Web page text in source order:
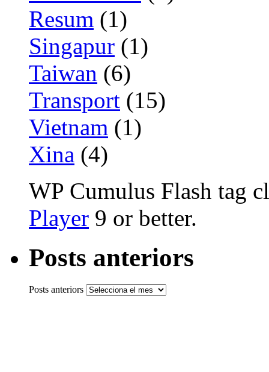
Resum (1)
Singapur (1)
Taiwan (6)
Transport (15)
Vietnam (1)
Xina (4)
WP Cumulus Flash tag
Player 9 or better.
Posts anteriors
Posts anteriors